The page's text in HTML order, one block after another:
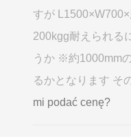
すが
200kgg耐えられる
うか ※約1000mm
るかとなります そ
mi podać cenę?